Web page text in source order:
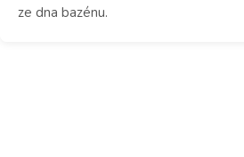
ze dna bazénu.